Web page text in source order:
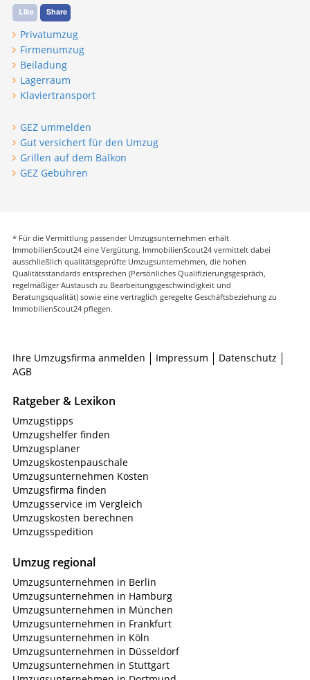
Like Share
Privatumzug
Firmenumzug
Beiladung
Lagerraum
Klaviertransport
GEZ ummelden
Gut versichert für den Umzug
Grillen auf dem Balkon
GEZ Gebühren
* Für die Vermittlung passender Umzugsunternehmen erhält
ImmobilienScout24 eine Vergütung. ImmobilienScout24 vermittelt dabei
ausschließlich qualitätsgeprüfte Umzugsunternehmen, die hohen
Qualitätsstandards entsprechen (Persönliches Qualifizierungsgespräch,
regelmäßiger Austausch zu Bearbeitungsgeschwindigkeit und
Beratungsqualität) sowie eine vertraglich geregelte Geschäftsbeziehung zu
ImmobilienScout24 pflegen.
Ihre Umzugsfirma anmelden Impressum
Datenschutz
AGB
Ratgeber & Lexikon
Umzugstipps
Umzugshelfer finden
Umzugsplaner
Umzugskostenpauschale
Umzugsunternehmen Kosten
Umzugsfirma finden
Umzugsservice im Vergleich
Umzugskosten berechnen
Umzugsspedition
Umzug regional
Umzugsunternehmen in Berlin
Umzugsunternehmen in Hamburg
Umzugsunternehmen in München
Umzugsunternehmen in Frankfurt
Umzugsunternehmen in Köln
Umzugsunternehmen in Düsseldorf
Umzugsunternehmen in Stuttgart